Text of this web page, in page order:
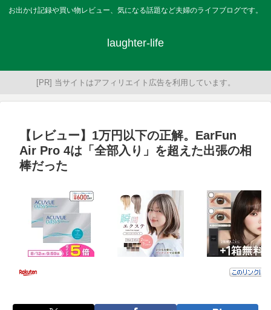
お出かけ記録や買い物レビュー、気になる話題など夫婦のライフブログです。
laughter-life
[PR] 当サイトはアフィリエイト広告を利用しています。
【レビュー】1万円以下の正解。EarFun
Air Pro 4は「全部入り」を超えた出張の相
棒だった